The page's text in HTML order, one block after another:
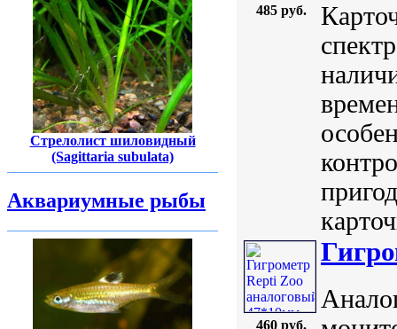
Стрелолист шиловидный
(Sagittaria subulata)
Аквариумные рыбы
485 руб.
460 руб.